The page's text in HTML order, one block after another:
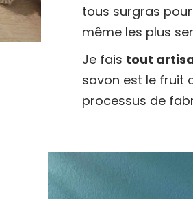
tous surgras
même les plus
Je fais tout
savon est le fruit
processus de